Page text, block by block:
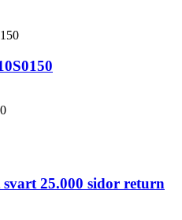
25.000 sidor return